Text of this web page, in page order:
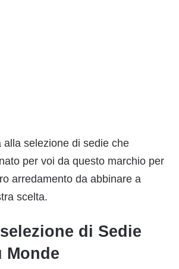
alla selezione di sedie che
per voi da questo marchio per
arredamento da abbinare a
scelta.
di Sedie
Monde